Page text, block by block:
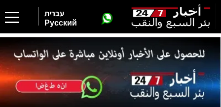
עברית
Русский